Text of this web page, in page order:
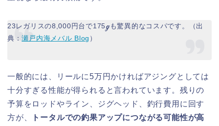
23レガリスの8,000円台で175ℊも驚異的なコスパです。（出
典：瀬戸内海メバル Blog ）
一般的には、リールに5万円かければアジングとしては
十分すぎる性能が得られると言われています。残りの
予算をロッドやライン、ジグヘッド、釣行費用に回す
方が、
トータルでの釣果アップにつながる可能性が高